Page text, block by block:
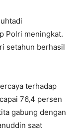
Polri meningkat.
setahun berhasil
terhadap
76,4 persen
gabung dengan
saat